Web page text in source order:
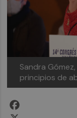
Sandra
principios de